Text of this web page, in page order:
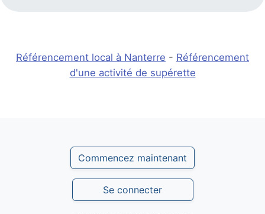
Référencement local à Nanterre - Référencement
d'une activité de supérette
Commencez maintenant
Se connecter